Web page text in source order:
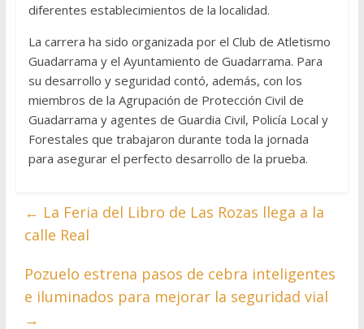
diferentes establecimientos de la localidad.
La carrera ha sido organizada por el Club de Atletismo
Guadarrama y el Ayuntamiento de Guadarrama. Para
su desarrollo y seguridad contó, además, con los
miembros de la Agrupación de Protección Civil de
Guadarrama y agentes de Guardia Civil, Policía Local y
Forestales que trabajaron durante toda la jornada
para asegurar el perfecto desarrollo de la prueba.
← La Feria del Libro de Las Rozas llega a la
calle Real
Pozuelo estrena pasos de cebra inteligentes
e iluminados para mejorar la seguridad vial
→